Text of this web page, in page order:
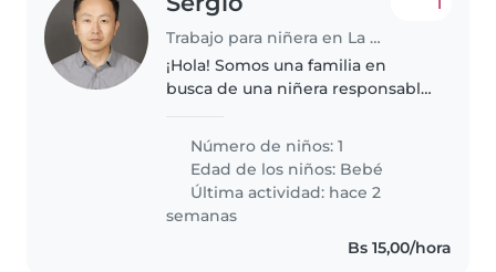
Trabajo para niñera en La Paz
¡Hola! Somos una familia en
busca de una niñera responsable
energético, juguetón y curioso,
¡siempre listo para explorar!..
Número de niños: 1
Edad de los niños: Bebé
Última actividad: hace 2
semanas
Bs 15,00/hora